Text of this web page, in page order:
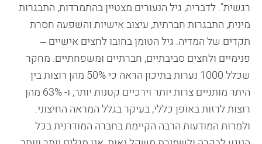
רגשית". לדבריה, גיל הנעורים מצטיין בהתמרדות, התבגרות
מינית, התבגרות חברתית, עיצוב אישיות והשפעה חסרת
תקדים של המדיה. גיל הטומן בחובו לחצים אישיים –
פנימיים ולחצים סביבתיים, חברתיים ומשפחתיים. מחקר
שכלל 1000 נערות בתיכון הראה כי 50% מהן רוצות בין
היתר מותניים צרות יותר וירכיים קטנות יותר, ו- 63% מהן
רוצות לרזות באופן כללי, בעיקר בגלל המראה החיצוני.
ולמרות המודעות הרבה הקיימת בחברה המודרנית בכל